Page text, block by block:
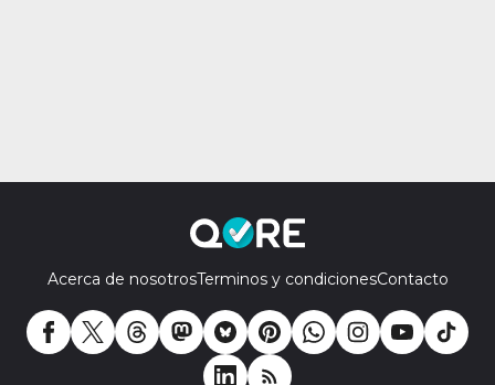
Acerca de nosotrosTerminos y condicionesContacto